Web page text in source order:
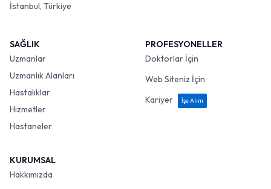
İstanbul, Türkiye
SAĞLIK
Uzmanlar
Uzmanlık Alanları
Hastalıklar
Hizmetler
Hastaneler
PROFESYONELLER
Doktorlar İçin
Web Siteniz İçin
Kariyer
İşe Alım
KURUMSAL
Hakkımızda